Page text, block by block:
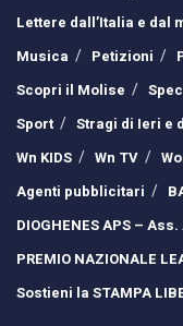
Lettere dall’Italia e dal
Musica
Petizioni
Scopri il Molise
Sport
Stragi di Ieri e
Wn KIDS
Wn TV
Agenti pubblicitari
DIOGHENES APS –
PREMIO NAZIONALE
Sostieni la STAMPA